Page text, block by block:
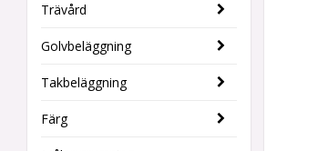
Trävård
Golvbeläggning
Takbeläggning
Färg